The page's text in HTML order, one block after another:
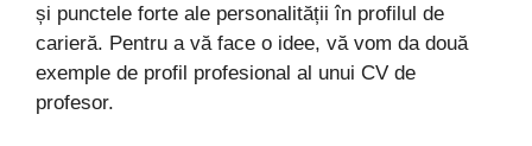
și punctele forte ale personalității în profilul de
carieră. Pentru a vă face o idee, vă vom da două
exemple de profil profesional al unui CV de
profesor.